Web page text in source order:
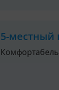
5-местный